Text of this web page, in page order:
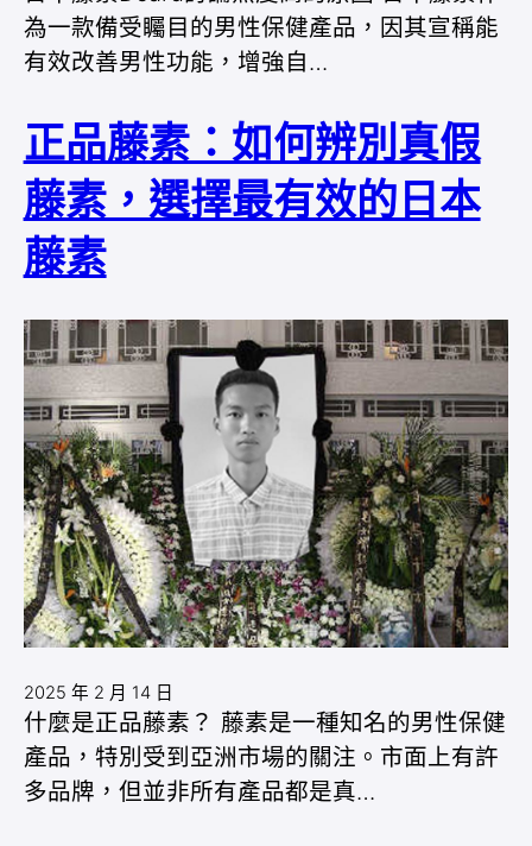
為一款備受矚目的男性保健產品，因其宣稱能
有效改善男性功能，增強自…
正品藤素：如何辨別真假
藤素，選擇最有效的日本
藤素
2025 年 2 月 14 日
什麼是正品藤素？ 藤素是一種知名的男性保健
產品，特別受到亞洲市場的關注。市面上有許
多品牌，但並非所有產品都是真…